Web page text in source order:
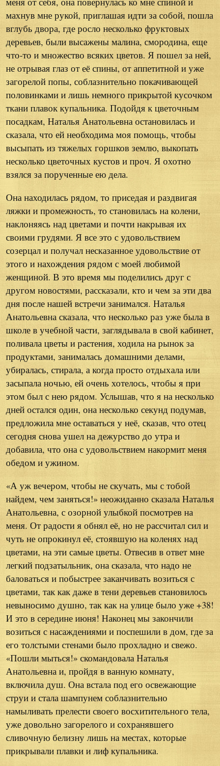
махнув мне рукой, приглашая идти за собой, пошла
вглубь двора, где росло несколько фруктовых
деревьев, были высажены малина, смородина, еще
что-то и множество всяких цветов. Я пошел за ней,
не отрывая глаз от её спины, от аппетитной и уже
загорелой попы, соблазнительно покачивающей
половинками и лишь немного прикрытой кусочком
ткани плавок купальника. Подойдя к цветочным
посадкам, Наталья Анатольевна остановилась и
сказала, что ей необходима моя помощь, чтобы
высыпать из тяжелых горшков землю, выкопать
несколько цветочных кустов и проч. Я охотно
взялся за порученные ею дела.
Она находилась рядом, то приседая и раздвигая
ляжки и промежность, то становилась на колени,
наклоняясь над цветами и почти накрывая их
своими грудями. Я все это с удовольствием
созерцал и получал несказанное удовольствие от
этого и нахождения рядом с моей любимой
женщиной. В это время мы поделились друг с
другом новостями, рассказали, кто и чем за эти два
дня после нашей встречи занимался. Наталья
Анатольевна сказала, что несколько раз уже была в
школе в учебной части, заглядывала в свой кабинет,
поливала цветы и растения, ходила на рынок за
продуктами, занималась домашними делами,
убиралась, стирала, а когда просто отдыхала или
засыпала ночью, ей очень хотелось, чтобы я при
этом был с нею рядом. Услышав, что я на несколько
дней остался один, она несколько секунд подумав,
предложила мне оставаться у неё, сказав, что отец
сегодня снова ушел на дежурство до утра и
добавила, что она с удовольствием накормит меня
обедом и ужином.
«А уж вечером, чтобы не скучать, мы с тобой
найдем, чем заняться!» неожиданно сказала Наталья
Анатольевна, с озорной улыбкой посмотрев на
меня. От радости я обнял её, но не рассчитал сил и
чуть не опрокинул её, стоявшую на коленях над
цветами, на эти самые цветы. Отвесив в ответ мне
легкий подзатыльник, она сказала, что надо не
баловаться и побыстрее заканчивать возиться с
цветами, так как даже в тени деревьев становилось
невыносимо душно, так как на улице было уже +38!
И это в середине июня! Наконец мы закончили
возиться с насаждениями и поспешили в дом, где за
его толстыми стенами было прохладно и свежо.
«Пошли мыться!» скомандовала Наталья
Анатольевна и, пройдя в ванную комнату,
включила душ. Она встала под его освежающие
струи и стала шампунем соблазнительно
намыливать прелести своего восхитительного тела,
уже довольно загорелого и сохранявшего
сливочную белизну лишь на местах, которые
прикрывали плавки и лиф купальника.